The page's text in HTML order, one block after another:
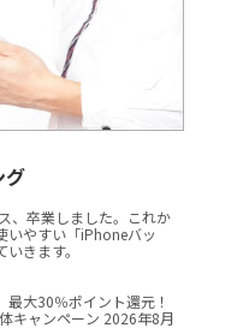
グ
、卒業しました。これか
いやすい「iPhoneバッ
きます。
最大30％ポイント還元！
キャンペーン 2026年8月